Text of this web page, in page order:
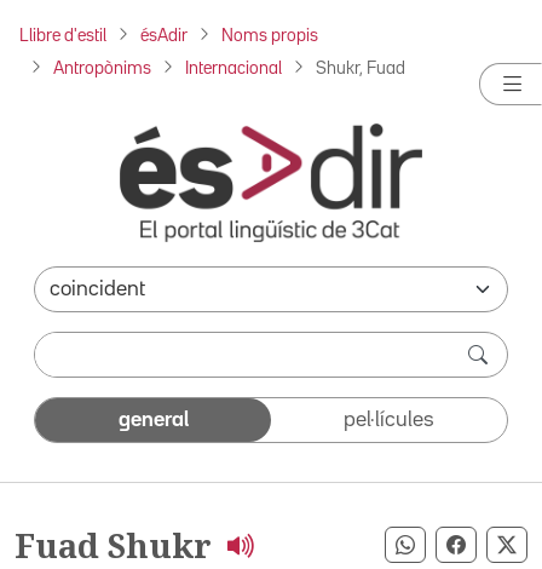
Llibre d'estil ésAdir Noms propis
Antropònims Internacional Shukr, Fuad
general pel·lícules
Fuad Shukr Compartir